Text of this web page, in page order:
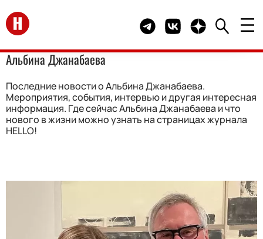
Перейти на главную Telegram канал HELLO
Группа HELLO
Канал HELLO в
Альбина Джанабаева
Последние новости о Альбина Джанабаева.
Мероприятия, события, интервью и другая интересная
информация. Где сейчас Альбина Джанабаева и что
нового в жизни можно узнать на страницах журнала
HELLO!